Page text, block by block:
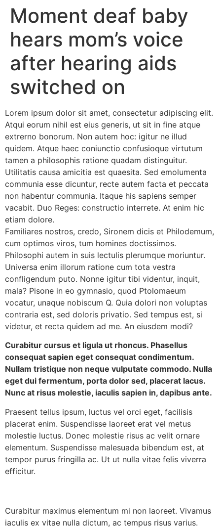
Moment deaf baby
hears mom’s voice
after hearing aids
switched on
Lorem ipsum dolor sit amet, consectetur adipiscing elit.
Atqui eorum nihil est eius generis, ut sit in fine atque
extrerno bonorum. Non autem hoc: igitur ne illud
quidem. Atque haec coniunctio confusioque virtutum
tamen a philosophis ratione quadam distinguitur.
Utilitatis causa amicitia est quaesita. Sed emolumenta
communia esse dicuntur, recte autem facta et peccata
non habentur communia. Itaque his sapiens semper
vacabit. Duo Reges: constructio interrete. At enim hic
etiam dolore.
Familiares nostros, credo, Sironem dicis et Philodemum,
cum optimos viros, tum homines doctissimos.
Philosophi autem in suis lectulis plerumque moriuntur.
Universa enim illorum ratione cum tota vestra
confligendum puto. Nonne igitur tibi videntur, inquit,
mala? Pisone in eo gymnasio, quod Ptolomaeum
vocatur, unaque nobiscum Q. Quia dolori non voluptas
contraria est, sed doloris privatio. Sed tempus est, si
videtur, et recta quidem ad me. An eiusdem modi?
Curabitur cursus et ligula ut rhoncus. Phasellus
consequat sapien eget consequat condimentum.
Nullam tristique non neque vulputate commodo. Nulla
eget dui fermentum, porta dolor sed, placerat lacus.
Nunc at risus molestie, iaculis sapien in, dapibus ante.
Praesent tellus ipsum, luctus vel orci eget, facilisis
placerat enim. Suspendisse laoreet erat vel metus
molestie luctus. Donec molestie risus ac velit ornare
elementum. Suspendisse malesuada bibendum est, at
tempor purus fringilla ac. Ut ut nulla vitae felis viverra
efficitur.
Curabitur maximus elementum mi non laoreet. Vivamus
iaculis ex vitae nulla dictum, ac tempus risus varius.